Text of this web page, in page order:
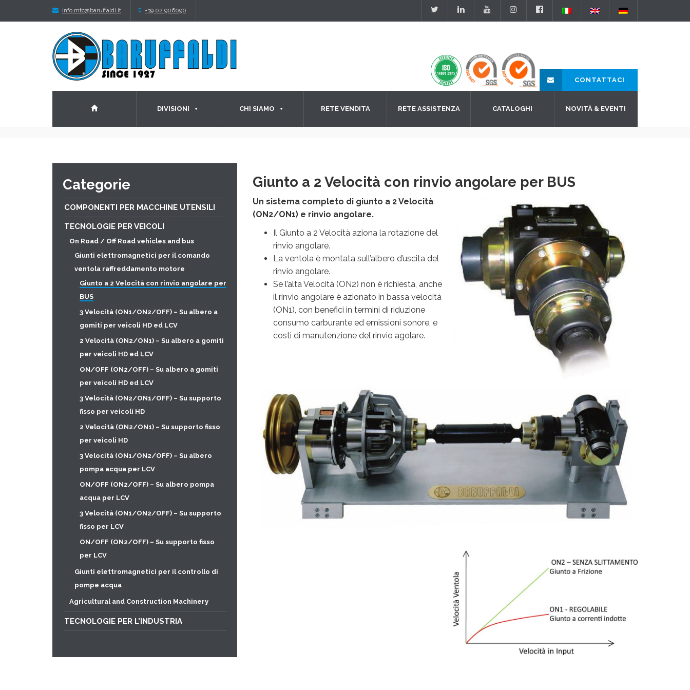
info.mtc@baruffaldi.it +39 02 906090
CONTATTACI
DIVISIONI CHI SIAMO RETE VENDITA RETE ASSISTENZA CATALOGHI NOVITÀ & EVENTI
Categorie
COMPONENTI PER MACCHINE UTENSILI
TECNOLOGIE PER VEICOLI
On Road / Off Road vehicles and bus
Giunti elettromagnetici per il comando
ventola raffreddamento motore
Giunto a 2 Velocità con rinvio angolare per
BUS
3 Velocità (ON1/ON2/OFF) – Su albero a
gomiti per veicoli HD ed LCV
2 Velocità (ON2/ON1) – Su albero a gomiti
per veicoli HD ed LCV
ON/OFF (ON2/OFF) – Su albero a gomiti
per veicoli HD ed LCV
3 Velocità (ON2/ON1/OFF) – Su supporto
fisso per veicoli HD
2 Velocità (ON2/ON1) – Su supporto fisso
per veicoli HD
3 Velocità (ON1/ON2/OFF) – Su albero
pompa acqua per LCV
ON/OFF (ON2/OFF) – Su albero pompa
acqua per LCV
3 Velocità (ON1/ON2/OFF) – Su supporto
fisso per LCV
ON/OFF (ON2/OFF) – Su supporto fisso
per LCV
Giunti elettromagnetici per il controllo di
pompe acqua
Agricultural and Construction Machinery
TECNOLOGIE PER L'INDUSTRIA
Giunto a 2 Velocità con rinvio angolare per BUS
Un sistema completo di giunto a 2 Velocità
(ON2/ON1) e rinvio angolare.
Il Giunto a 2 Velocità aziona la rotazione del
rinvio angolare.
La ventola è montata sull’albero d’uscita del
rinvio angolare.
Se l’alta Velocità (ON2) non è richiesta, anche
il rinvio angolare è azionato in bassa velocità
(ON1), con benefici in termini di riduzione
consumo carburante ed emissioni sonore, e
costi di manutenzione del rinvio agolare.